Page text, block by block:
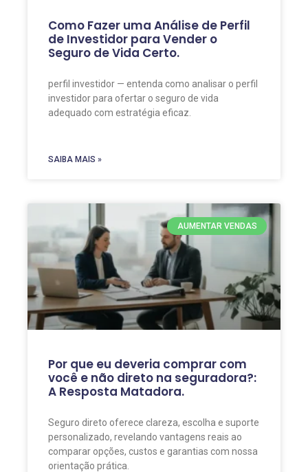
Como Fazer uma Análise de Perfil
de Investidor para Vender o
Seguro de Vida Certo.
perfil investidor — entenda como analisar o perfil
investidor para ofertar o seguro de vida
adequado com estratégia eficaz.
SAIBA MAIS »
AUMENTAR VENDAS
Por que eu deveria comprar com
você e não direto na seguradora?:
A Resposta Matadora.
Seguro direto oferece clareza, escolha e suporte
personalizado, revelando vantagens reais ao
comparar opções, custos e garantias com nossa
orientação prática.